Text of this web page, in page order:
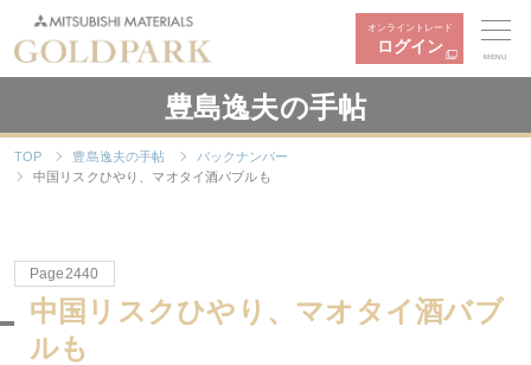
オンライントレード
ログイン
MENU
豊島逸夫の手帖
TOP 豊島逸夫の手帖
バックナンバー
中国リスクひやり、マオタイ酒バブルも
Page2440
中国リスクひやり、マオタイ酒バブ
ルも